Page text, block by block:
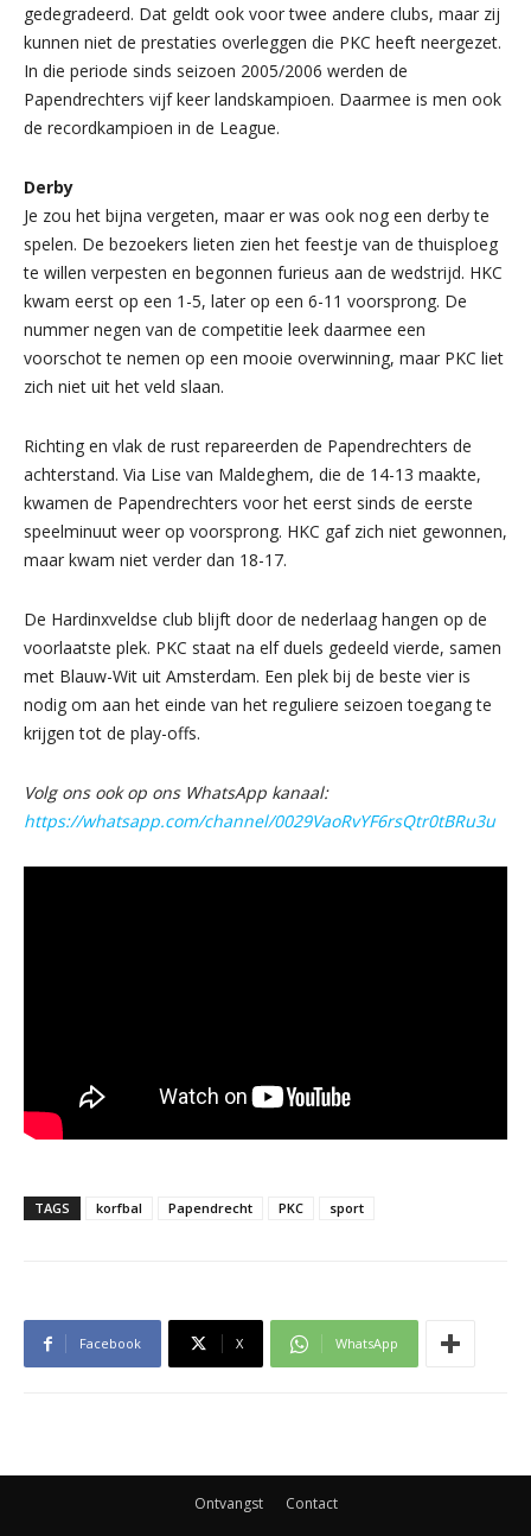
gedegradeerd. Dat geldt ook voor twee andere clubs, maar zij
kunnen niet de prestaties overleggen die PKC heeft neergezet.
In die periode sinds seizoen 2005/2006 werden de
Papendrechters vijf keer landskampioen. Daarmee is men ook
de recordkampioen in de League.
Derby
Je zou het bijna vergeten, maar er was ook nog een derby te
spelen. De bezoekers lieten zien het feestje van de thuisploeg
te willen verpesten en begonnen furieus aan de wedstrijd. HKC
kwam eerst op een 1-5, later op een 6-11 voorsprong. De
nummer negen van de competitie leek daarmee een
voorschot te nemen op een mooie overwinning, maar PKC liet
zich niet uit het veld slaan.
Richting en vlak de rust repareerden de Papendrechters de
achterstand. Via Lise van Maldeghem, die de 14-13 maakte,
kwamen de Papendrechters voor het eerst sinds de eerste
speelminuut weer op voorsprong. HKC gaf zich niet gewonnen,
maar kwam niet verder dan 18-17.
De Hardinxveldse club blijft door de nederlaag hangen op de
voorlaatste plek. PKC staat na elf duels gedeeld vierde, samen
met Blauw-Wit uit Amsterdam. Een plek bij de beste vier is
nodig om aan het einde van het reguliere seizoen toegang te
krijgen tot de play-offs.
Volg ons ook op ons WhatsApp kanaal:
https://whatsapp.com/channel/0029VaoRvYF6rsQtr0tBRu3u
TAGS korfbal Papendrecht PKC sport
Facebook X WhatsApp
Ontvangst Contact